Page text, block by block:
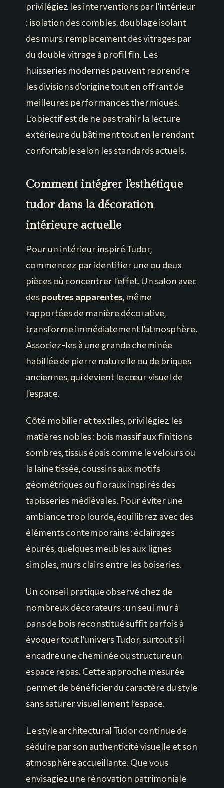
privilégiez les interventions par l’intérieur
: isolation des combles, doublage isolant
des murs, remplacement des vitrages par
du double vitrage à profil fin. Les
huisseries modernes peuvent reprendre
les divisions d’origine tout en offrant de
meilleures performances thermiques.
L’objectif est de ne pas trahir la lecture
extérieure du bâtiment tout en le rendant
confortable selon les standards actuels.
Comment intégrer l’esthétique
tudor dans la décoration
intérieure actuelle
Pour un intérieur inspiré Tudor,
commencez par identifier une ou deux
pièces où concentrer l’effet. Un salon avec
despoutres apparentes, même
rapportées de manière décorative,
transforme immédiatement l’atmosphère.
Associez-les à une grande cheminée
habillée de pierre naturelle ou de briques
anciennes, qui devient le cœur visuel de
l’espace.
Côté mobilier et textiles, privilégiez les
matières nobles : bois massif aux finitions
sombres, tissus épais comme le velours ou
la laine tissée, coussins aux motifs
géométriques ou floraux inspirés des
tapisseries médiévales. Pour éviter une
ambiance trop lourde, équilibrez avec des
éléments contemporains : éclairages
épurés, quelques meubles aux lignes
simples, murs clairs entre les boiseries.
Un conseil pratique observé chez de
nombreux décorateurs : un seul mur à
pans de bois reconstitué suffit parfois à
évoquer tout l’univers Tudor, surtout s’il
encadre une cheminée ou structure un
espace repas. Cette approche mesurée
permet de bénéficier du caractère du style
sans saturer visuellement l’espace.
Le style architectural Tudor continue de
séduire par son authenticité visuelle et son
atmosphère accueillante. Que vous
envisagiez une rénovation patrimoniale